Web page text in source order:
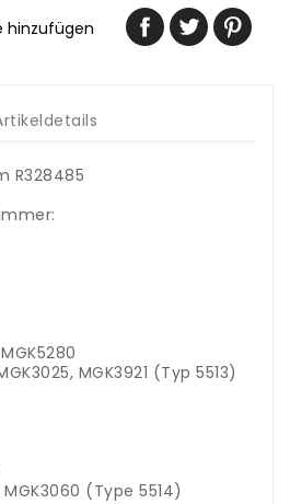
hinzufügen
R328485
MGK3921 (Typ 5513)
(Type 5514)